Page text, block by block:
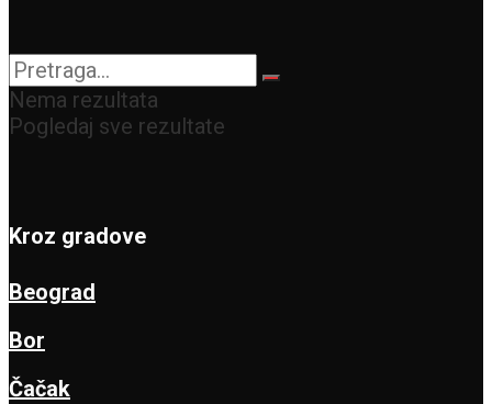
Nema rezultata
Pogledaj sve rezultate
Kroz gradove
Beograd
Bor
Čačak